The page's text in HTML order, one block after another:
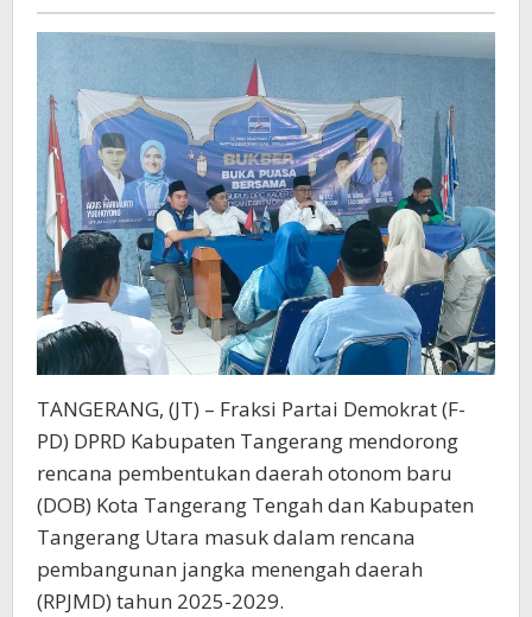
TANGERANG, (JT) – Fraksi Partai Demokrat (F-
PD) DPRD Kabupaten Tangerang mendorong
rencana pembentukan daerah otonom baru
(DOB) Kota Tangerang Tengah dan Kabupaten
Tangerang Utara masuk dalam rencana
pembangunan jangka menengah daerah
(RPJMD) tahun 2025-2029.